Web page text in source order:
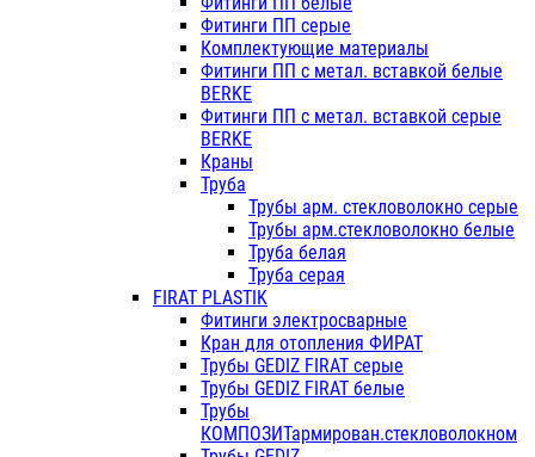
Фитинги ПП серые
Комплектующие материалы
Фитинги ПП с метал. вставкой белые
BERKE
Фитинги ПП с метал. вставкой серые
BERKE
Краны
Труба
Трубы арм. стекловолокно серые
Трубы арм.стекловолокно белые
Труба белая
Труба серая
FIRAT PLASTIK
Фитинги электросварные
Кран для отопления ФИРАТ
Трубы GEDIZ FIRAT серые
Трубы GEDIZ FIRAT белые
Трубы
КОМПОЗИТармирован.стекловолокном